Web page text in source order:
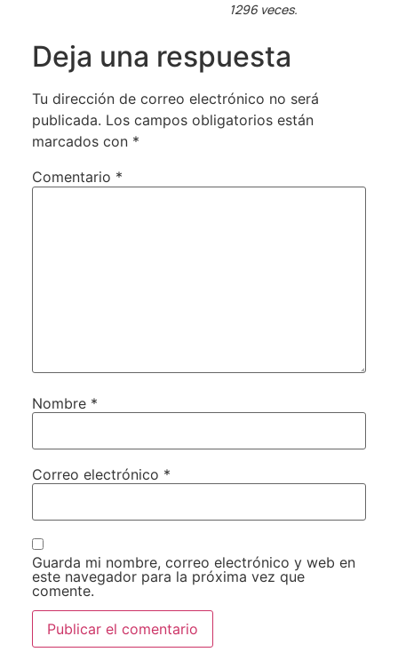
1296 veces.
Deja una respuesta
Tu dirección de correo electrónico no será
publicada. Los campos obligatorios están
marcados con *
Comentario *
Nombre *
Correo electrónico *
Guarda mi nombre, correo electrónico y web en
este navegador para la próxima vez que
comente.